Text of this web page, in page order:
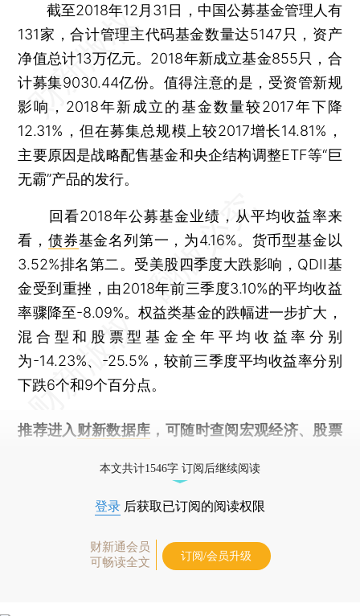
截至2018年12月31日，中国公募基金管理人有
131家，合计管理主代码基金数量达5147只，资产
净值总计13万亿元。2018年新成立基金855只，合
计募集9030.44亿份。值得注意的是，受资管新规
影响，2018年新成立的基金数量较2017年下降
12.31%，但在募集总规模上较2017增长14.81%，
主要原因是战略配售基金和央企结构调整ETF等“巨
无霸”产品的发行。
回看2018年公募基金业绩，从平均收益率来
看， 债券基金名列第一，为4.16%。货币型基金以
3.52%排名第二。受美股四季度大跌影响，QDII基
金受到重挫，由2018年前三季度3.10%的平均收益
率骤降至-8.09%。权益类基金的跌幅进一步扩大，
混合型和股票型基金全年平均收益率分别
为-14.23%、-25.5%，较前三季度平均收益率分别
下跌6个和9个百分点。
推荐进入 财新数据库 ，可随时查阅宏观经济、股票
本文共计1546字 订阅后继续阅读
登录 后获取已订阅的阅读权限
财新通会员
可畅读全文
订阅/会员升级